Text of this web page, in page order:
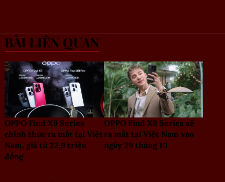
BÀI LIÊN QUAN
OPPO Find X9 Series
chính thức ra mắt tại Việt
Nam, giá từ 22,9 triệu
đồng
OPPO Find X9 Series sẽ
ra mắt tại Việt Nam vào
ngày 29 tháng 10